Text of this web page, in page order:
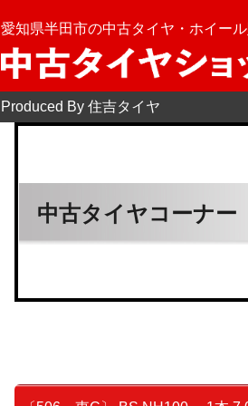
愛知県半田市の中古タイヤ・ホイー
Produced By 住吉タイヤ
中古タイヤコーナー